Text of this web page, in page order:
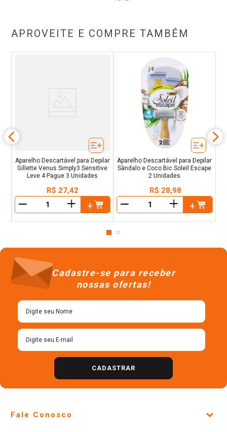
APROVEITE E COMPRE TAMBÉM
Aparelho Descartável para Depilar
Gillette Venus Simply3 Sensitive
Leve 4 Pague 3 Unidades
R$ 27,42
＋
Aparelho Descartável para Depilar
Sândalo e Coco Bic Soleil Escape
2 Unidades
R$ 28,98
＋
Cadastre-se para receber
nossas ofertas!
CADASTRAR
Fale Conosco